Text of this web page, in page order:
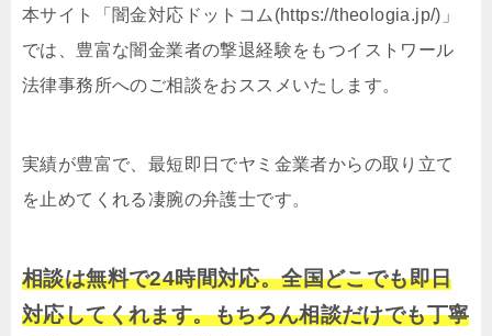
本サイト「闇金対応ドットコム(https://theologia.jp/)」
では、豊富な闇金業者の撃退経験をもつイストワール
法律事務所へのご相談をおススメいたします。
実績が豊富で、最短即日でヤミ金業者からの取り立て
を止めてくれる凄腕の弁護士です。
相談は無料で24時間対応。全国どこでも即日
対応してくれます。もちろん相談だけでも丁寧